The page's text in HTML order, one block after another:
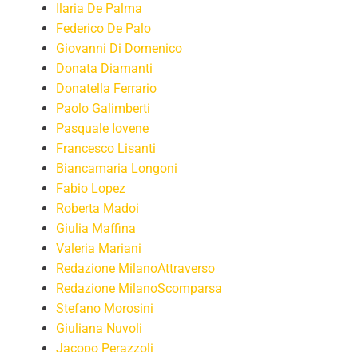
Ilaria De Palma
Federico De Palo
Giovanni Di Domenico
Donata Diamanti
Donatella Ferrario
Paolo Galimberti
Pasquale Iovene
Francesco Lisanti
Biancamaria Longoni
Fabio Lopez
Roberta Madoi
Giulia Maffina
Valeria Mariani
Redazione MilanoAttraverso
Redazione MilanoScomparsa
Stefano Morosini
Giuliana Nuvoli
Jacopo Perazzoli